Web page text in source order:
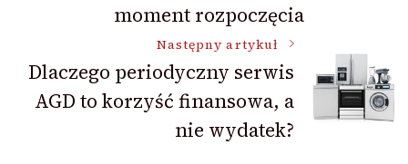
moment rozpoczęcia
Następny artykuł
Dlaczego periodyczny serwis
AGD to korzyść finansowa, a
nie wydatek?